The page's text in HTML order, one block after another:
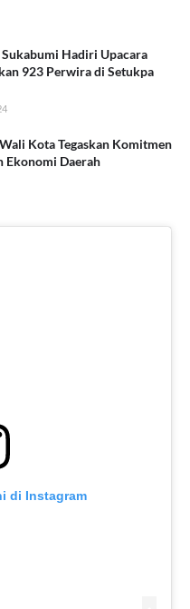
Hadiri Upacara
923 Perwira di Setukpa
Kota Tegaskan Komitmen
Ekonomi Daerah
di Instagram